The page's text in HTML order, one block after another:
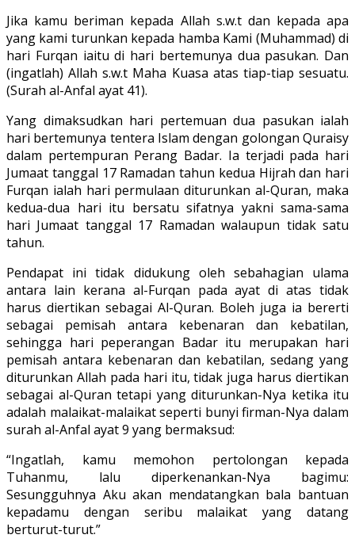
Jika kamu beriman kepada Allah s.w.t dan kepada apa
yang kami turunkan kepada hamba Kami (Muhammad) di
hari Furqan iaitu di hari bertemunya dua pasukan. Dan
(ingatlah) Allah s.w.t Maha Kuasa atas tiap-tiap sesuatu.
(Surah al-Anfal ayat 41).
Yang dimaksudkan hari pertemuan dua pasukan ialah
hari bertemunya tentera Islam dengan golongan Quraisy
dalam pertempuran Perang Badar. Ia terjadi pada hari
Jumaat tanggal 17 Ramadan tahun kedua Hijrah dan hari
Furqan ialah hari permulaan diturunkan al-Quran, maka
kedua-dua hari itu bersatu sifatnya yakni sama-sama
hari Jumaat tanggal 17 Ramadan walaupun tidak satu
tahun.
Pendapat ini tidak didukung oleh sebahagian ulama
antara lain kerana al-Furqan pada ayat di atas tidak
harus diertikan sebagai Al-Quran. Boleh juga ia bererti
sebagai pemisah antara kebenaran dan kebatilan,
sehingga hari peperangan Badar itu merupakan hari
pemisah antara kebenaran dan kebatilan, sedang yang
diturunkan Allah pada hari itu, tidak juga harus diertikan
sebagai al-Quran tetapi yang diturunkan-Nya ketika itu
adalah malaikat-malaikat seperti bunyi firman-Nya dalam
surah al-Anfal ayat 9 yang bermaksud:
“Ingatlah, kamu memohon pertolongan kepada
Tuhanmu, lalu diperkenankan-Nya bagimu:
Sesungguhnya Aku akan mendatangkan bala bantuan
kepadamu dengan seribu malaikat yang datang
berturut-turut.”